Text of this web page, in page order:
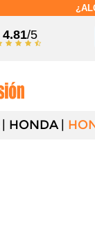
4.81/5
HONDA